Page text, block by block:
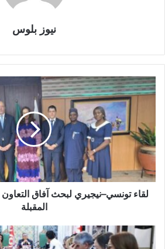
نيوز بلوس
لقاء تونسي–نيجيري لبحث آفاق التعاون
المقبلة